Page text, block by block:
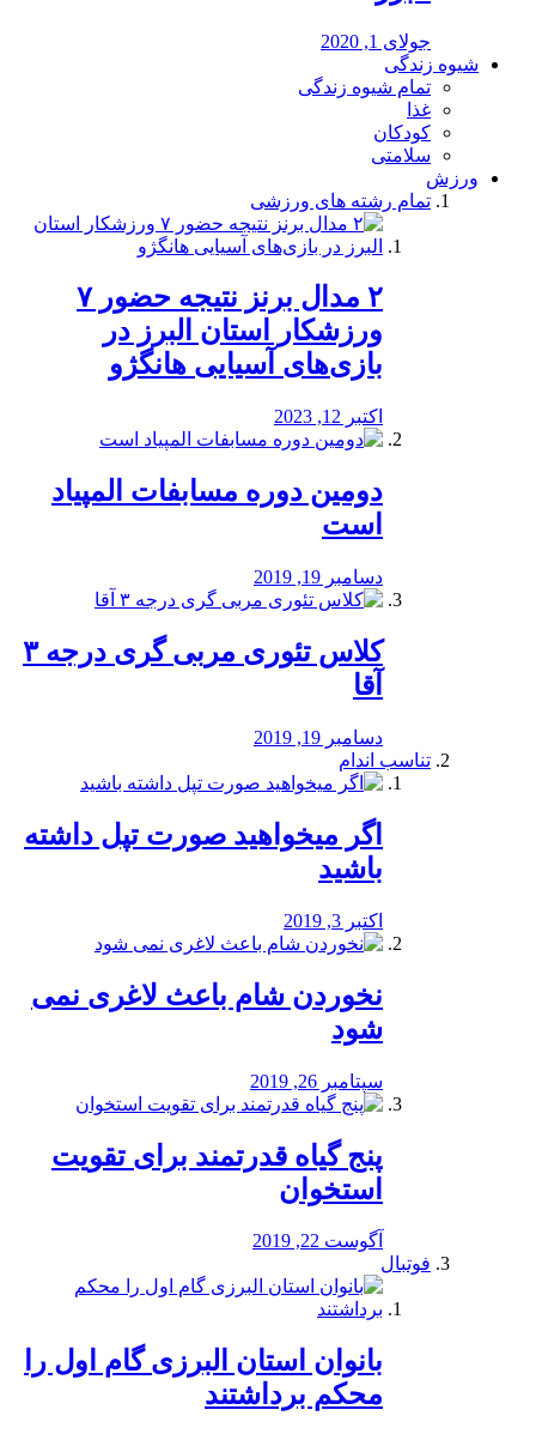
جولای 1, 2020
شیوه زندگی
تمام شیوه زندگی
غذا
کودکان
سلامتی
ورزش
تمام رشته های ورزشی
۲ مدال برنز نتیجه حضور ۷
ورزشکار استان البرز در
بازی‌های آسیایی هانگژو
اکتبر 12, 2023
دومین دوره مسابفات المپیاد
است
دسامبر 19, 2019
کلاس تئوری مربی گری درجه ۳
آقا
دسامبر 19, 2019
تناسب اندام
اگر میخواهید صورت تپل داشته
باشید
اکتبر 3, 2019
نخوردن شام باعث لاغری نمی
‌شود
سپتامبر 26, 2019
پنج گیاه قدرتمند برای تقویت
استخوان
آگوست 22, 2019
فوتبال
بانوان استان البرزی گام اول را
محكم برداشتند